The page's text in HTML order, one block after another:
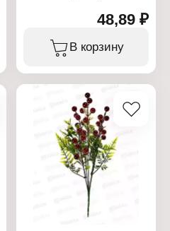
48,89 ₽
В корзину